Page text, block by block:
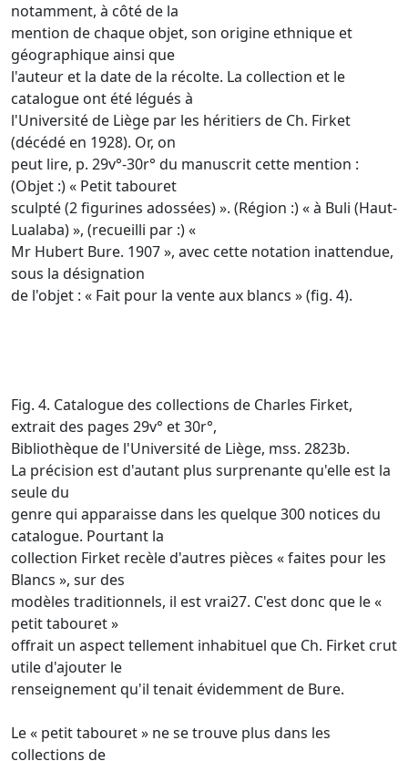
notamment, à côté de la
mention de chaque objet, son origine ethnique et
géographique ainsi que
l'auteur et la date de la récolte. La collection et le
catalogue ont été légués à
l'Université de Liège par les héritiers de Ch. Firket
(décédé en 1928). Or, on
peut lire, p. 29v°-30r° du manuscrit cette mention :
(Objet :) « Petit tabouret
sculpté (2 figurines adossées) ». (Région :) « à Buli (Haut-
Lualaba) », (recueilli par :) «
Mr Hubert Bure. 1907 », avec cette notation inattendue,
sous la désignation
de l'objet : « Fait pour la vente aux blancs » (fig. 4).
Fig. 4. Catalogue des collections de Charles Firket,
extrait des pages 29v° et 30r°,
Bibliothèque de l'Université de Liège, mss. 2823b.
La précision est d'autant plus surprenante qu'elle est la
seule du
genre qui apparaisse dans les quelque 300 notices du
catalogue. Pourtant la
collection Firket recèle d'autres pièces « faites pour les
Blancs », sur des
modèles traditionnels, il est vrai27. C'est donc que le «
petit tabouret »
offrait un aspect tellement inhabituel que Ch. Firket crut
utile d'ajouter le
renseignement qu'il tenait évidemment de Bure.
Le « petit tabouret » ne se trouve plus dans les
collections de